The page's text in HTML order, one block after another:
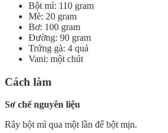
Bột mì: 110 gram
Mè: 20 gram
Bơ: 100 gram
Đường: 90 gram
Trứng gà: 4 quả
Vani: một chút
Cách làm
Sơ chế nguyên liệu
Rây bột mì qua một lần để bột mịn.